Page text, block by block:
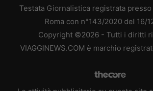
Testata Giornalistica registrata
Roma con n°143/2020 del 16/
Copyright ©2026 - Tutti i diritti
VIAGGINEWS.COM è marchio